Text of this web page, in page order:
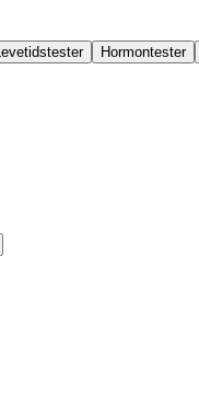
Levetidstester Hormontester